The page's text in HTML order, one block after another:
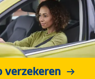
verzekeren